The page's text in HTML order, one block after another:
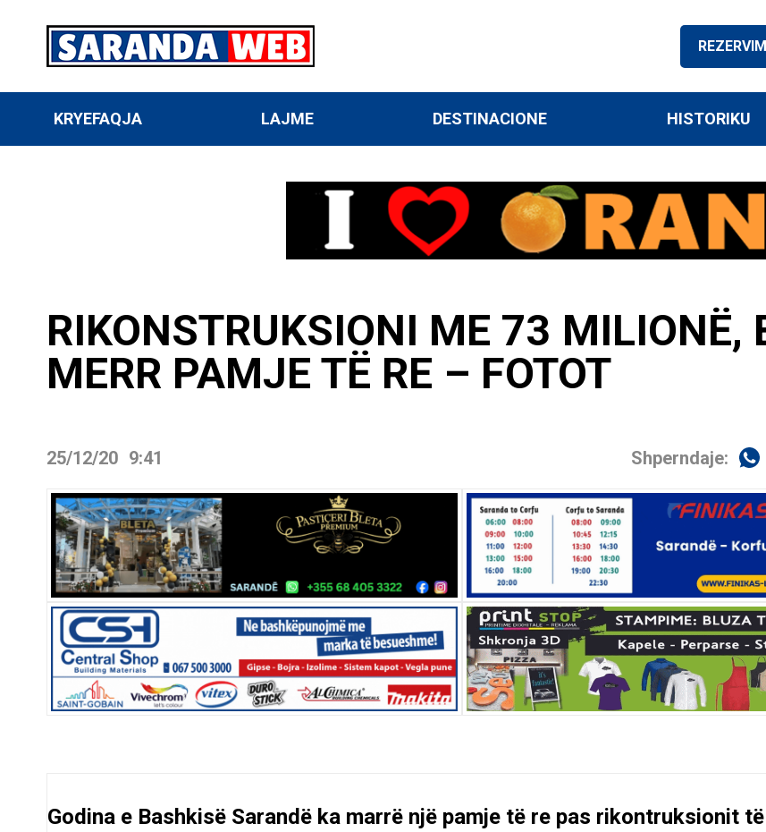
KRYEFAQJA LAJME DESTINACIONE HISTORIKU
RIKONSTRUKSIONI ME 73 MILIONË,
MERR PAMJE TË RE – FOTOT
25/12/20 9:41 Shperndaje:
Godina e Bashkisë Sarandë ka marrë një pamje të re pas rikontruksionit